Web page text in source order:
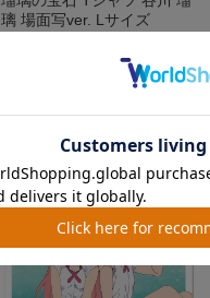
璃 場面写ver. Lサイズ